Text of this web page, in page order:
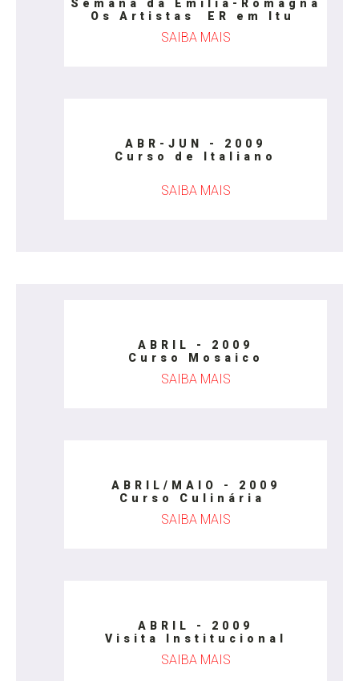
Semana da Emilia-Romagna
Os Artistas ER em Itu
SAIBA MAIS
ABR-JUN - 2009
Curso de Italiano
SAIBA MAIS
ABRIL - 2009
Curso Mosaico
SAIBA MAIS
ABRIL/MAIO - 2009
Curso Culinária
SAIBA MAIS
ABRIL - 2009
Visita Institucional
SAIBA MAIS